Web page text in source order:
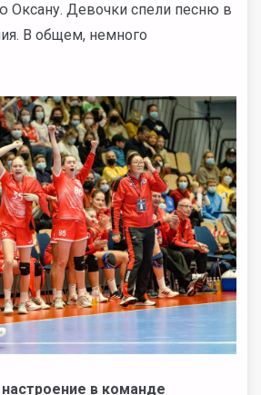
Девочки спели песню в
В общем, немного
в команде